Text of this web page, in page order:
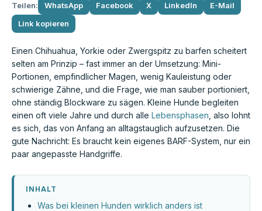
Teilen: WhatsApp Facebook X LinkedIn
E-Mail
Link kopieren
Einen Chihuahua, Yorkie oder Zwergspitz zu barfen scheitert
selten am Prinzip – fast immer an der Umsetzung: Mini-
Portionen, empfindlicher Magen, wenig Kauleistung oder
schwierige Zähne, und die Frage, wie man sauber portioniert,
ohne ständig Blockware zu sägen. Kleine Hunde begleiten
einen oft viele Jahre und durch alle Lebensphasen , also lohnt
es sich, das von Anfang an alltagstauglich aufzusetzen. Die
gute Nachricht: Es braucht kein eigenes BARF-System, nur ein
paar angepasste Handgriffe.
INHALT
Was bei kleinen Hunden wirklich anders ist